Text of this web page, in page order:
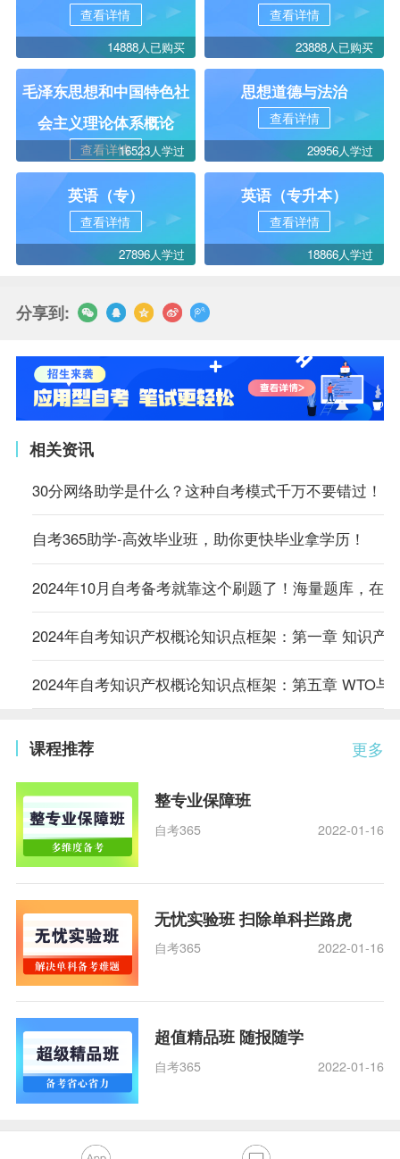
查看详情
14888人已购买
查看详情
23888人已购买
毛泽东思想和中国特色社
会主义理论体系概论
查看详情16523人学过
思想道德与法治
查看详情
29956人学过
英语（专）
查看详情
27896人学过
英语（专升本）
查看详情
18866人学过
分享到:
相关资讯
30分网络助学是什么？这种自考模式千万不要错过！
自考365助学-高效毕业班，助你更快毕业拿学历！
2024年10月自考备考就靠这个刷题了！海量题库，在
2024年自考知识产权概论知识点框架：第一章 知识产
2024年自考知识产权概论知识点框架：第五章 WTO与
更多
课程推荐
整专业保障班
自考365 2022-01-16
无忧实验班 扫除单科拦路虎
自考365 2022-01-16
超值精品班 随报随学
自考365 2022-01-16